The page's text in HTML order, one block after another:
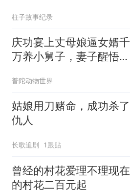
柱子故事纪录
庆功宴上丈母娘逼女婿千
万养小舅子，妻子醒悟后
普陀动物世界
姑娘用刀赌命，成功杀了
仇人
长歌追剧 1跟贴
曾经的村花爱理不理现在
的村花二百元起